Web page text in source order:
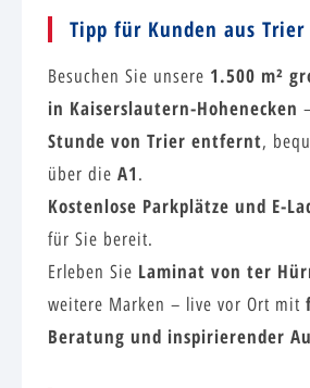
Tipp für Kunden aus Trier
Besuchen Sie unsere 1.500 m²
in Kaiserslautern-Hohenecken
Stunde von Trier entfernt,
über die A1 .
Kostenlose Parkplätze und E-
für Sie bereit.
Erleben Sie Laminat von ter
weitere Marken – live vor Ort mit
Beratung und inspirierender